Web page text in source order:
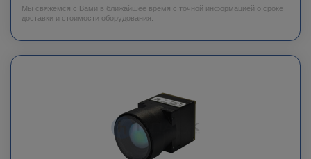
Мы свяжемся с Вами в ближайшее время с точной информацией о сроке
доставки и стоимости оборудования.